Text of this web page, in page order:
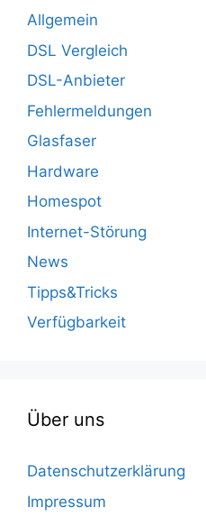
Allgemein
DSL Vergleich
DSL-Anbieter
Fehlermeldungen
Glasfaser
Hardware
Homespot
Internet-Störung
News
Tipps&Tricks
Verfügbarkeit
Über uns
Datenschutzerklärung
Impressum